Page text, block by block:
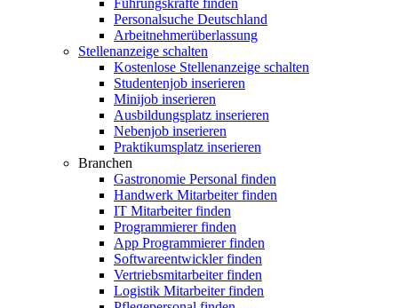
Führungskräfte finden
Personalsuche Deutschland
Arbeitnehmerüberlassung
Stellenanzeige schalten
Kostenlose Stellenanzeige schalten
Studentenjob inserieren
Minijob inserieren
Ausbildungsplatz inserieren
Nebenjob inserieren
Praktikumsplatz inserieren
Branchen
Gastronomie Personal finden
Handwerk Mitarbeiter finden
IT Mitarbeiter finden
Programmierer finden
App Programmierer finden
Softwareentwickler finden
Vertriebsmitarbeiter finden
Logistik Mitarbeiter finden